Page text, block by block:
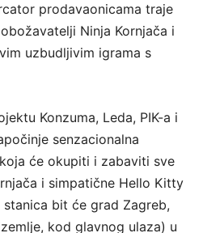
prodavaonicama traje
Ninja Kornjača i
uzbudljivim igrama s
Konzuma, Leda, PIK-a i
senzacionalna
će okupiti i zabaviti sve
i simpatične Hello Kitty
bit će grad Zagreb,
kod glavnog ulaza) u